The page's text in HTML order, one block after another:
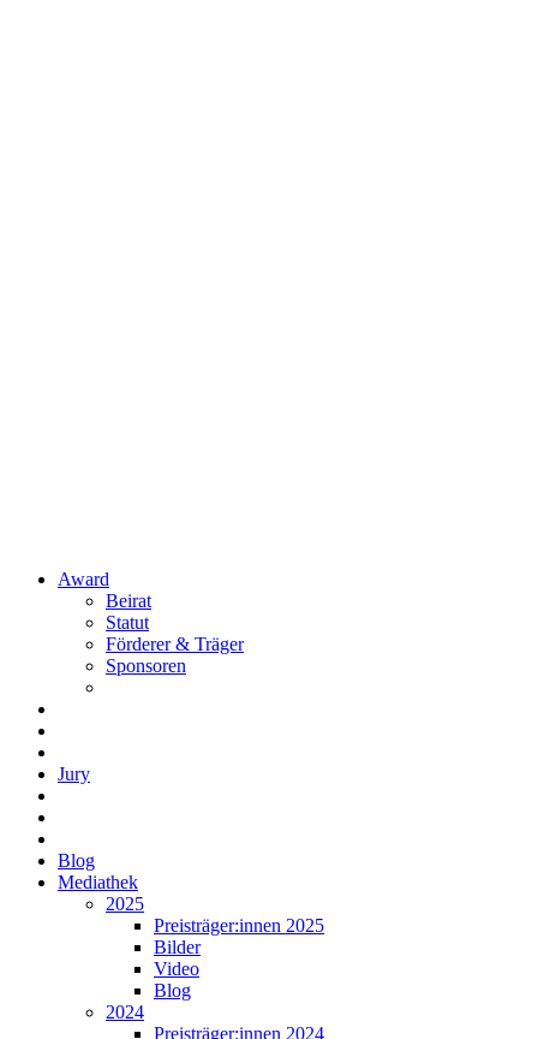
Award
Beirat
Statut
Förderer & Träger
Sponsoren
Jury
Blog
Mediathek
2025
Preisträger:innen 2025
Bilder
Video
Blog
2024
Preisträger:innen 2024